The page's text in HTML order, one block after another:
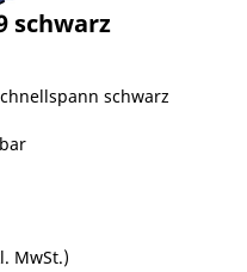
schwarz
schwarz
MwSt.)